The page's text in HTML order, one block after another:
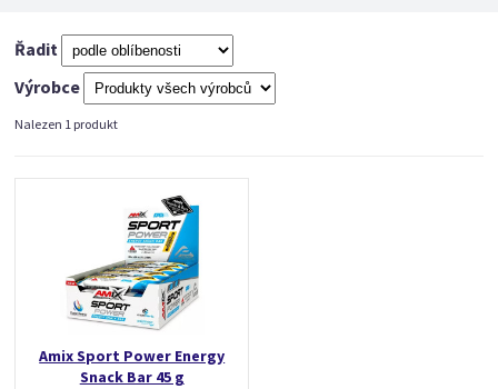
Řadit
Výrobce
Nalezen 1 produkt
Amix Sport Power Energy
Snack Bar 45 g